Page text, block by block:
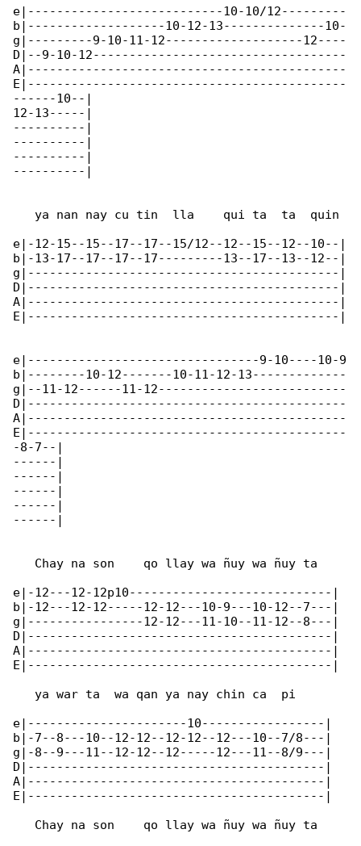
e|---------------------------10-10/12---------
b|-------------------10-12-13--------------10-
g|---------9-10-11-12-------------------12----
D|--9-10-12-----------------------------------
A|--------------------------------------------
E|--------------------------------------------
------10--|
12-13-----|
----------|
----------|
----------|
----------|
   ya nan nay cu tin  lla    qui ta  ta  quin
e|-12-15--15--17--17--15/12--12--15--12--10--|
b|-13-17--17--17--17---------13--17--13--12--|
g|-------------------------------------------|
D|-------------------------------------------|
A|-------------------------------------------|
E|-------------------------------------------|
e|--------------------------------9-10----10-9
b|--------10-12-------10-11-12-13-------------
g|--11-12------11-12--------------------------
D|--------------------------------------------
A|--------------------------------------------
E|--------------------------------------------
-8-7--|
------|
------|
------|
------|
------|
   Chay na son    qo llay wa ñuy wa ñuy ta
e|-12---12-12p10----------------------------|
b|-12---12-12-----12-12---10-9---10-12--7---|
g|----------------12-12---11-10--11-12--8---|
D|------------------------------------------|
A|------------------------------------------|
E|------------------------------------------|
   ya war ta  wa qan ya nay chin ca  pi
e|----------------------10-----------------|
b|-7--8---10--12-12--12-12--12---10--7/8---|
g|-8--9---11--12-12--12-----12---11--8/9---|
D|-----------------------------------------|
A|-----------------------------------------|
E|-----------------------------------------|
   Chay na son    qo llay wa ñuy wa ñuy ta